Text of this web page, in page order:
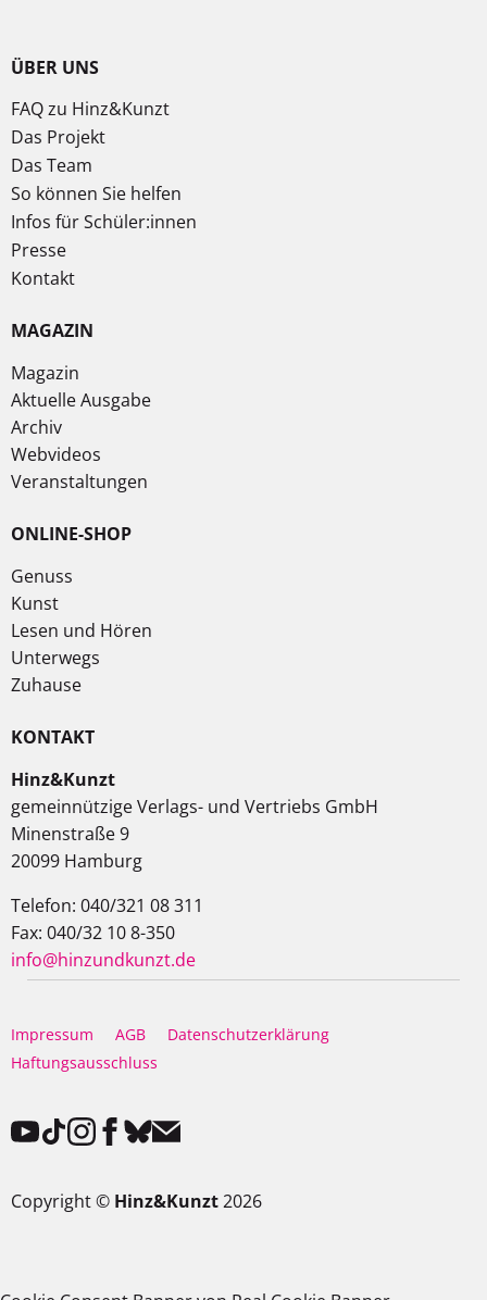
ÜBER UNS
FAQ zu Hinz&Kunzt
Das Projekt
Das Team
So können Sie helfen
Infos für Schüler:innen
Presse
Kontakt
MAGAZIN
Magazin
Aktuelle Ausgabe
Archiv
Webvideos
Veranstaltungen
ONLINE-SHOP
Genuss
Kunst
Lesen und Hören
Unterwegs
Zuhause
KONTAKT
Hinz&Kunzt
gemeinnützige Verlags- und Vertriebs GmbH
Minenstraße 9
20099 Hamburg
Telefon: 040/321 08 311
Fax: 040/32 10 8-350
info@hinzundkunzt.de
Impressum AGB
Datenschutzerklärung
Haftungsausschluss
Copyright © Hinz&Kunzt2026